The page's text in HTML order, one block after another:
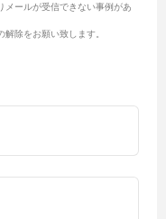
ールが受信できない事例があ
除をお願い致します。